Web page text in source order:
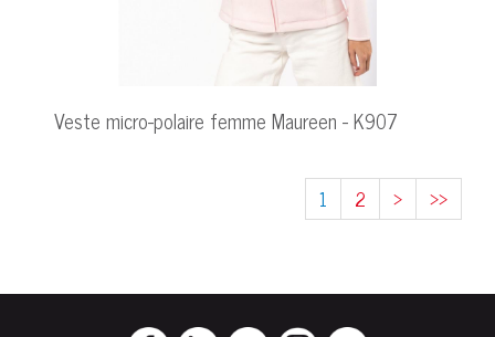
Veste micro-polaire femme Maureen - K907
1 2 > >>